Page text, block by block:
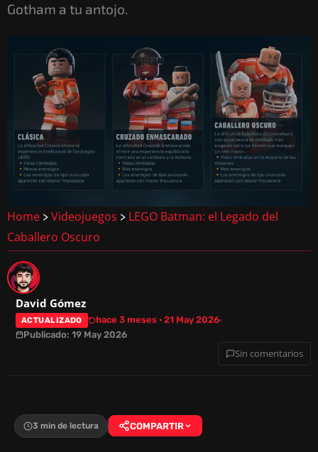
Gotham a tu antojo.
Home > Videojuegos > LEGO Batman: el Legado del
Caballero Oscuro
David Gómez
ACTUALIZADO
hace 3 meses · 21 May 2026
Publicado: 19 May 2026
Sin comentarios
3 min de lectura COMPARTIR